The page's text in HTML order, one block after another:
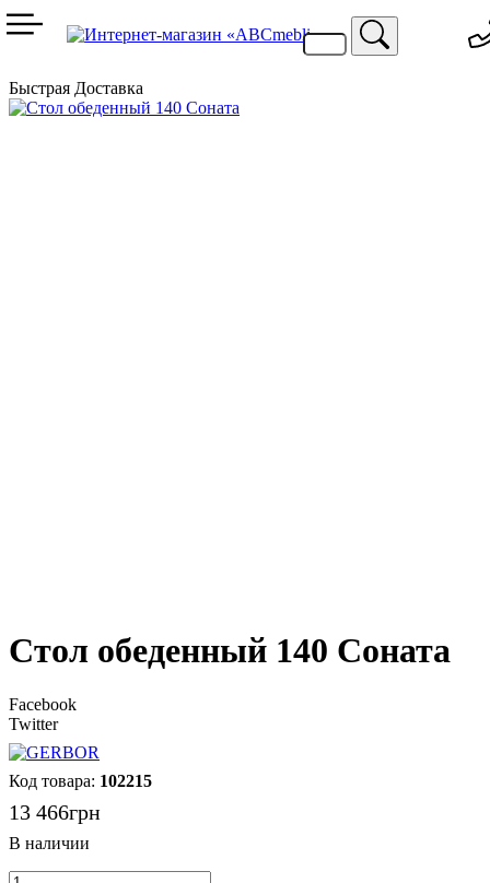
Быстрая Доставка
Стол обеденный 140 Соната
Facebook
Twitter
102215
13 466грн